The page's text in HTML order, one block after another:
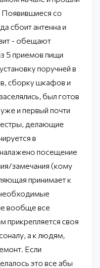
Появившиеся со
сбоит антенна и
- обещают
5 приемов пищи
поручней в
сборку шкафов и
был готов
и первый почти
делающие
в
посещение
замечания (кому
принимает к
вообще все
прикрепляется своя
а к людям,
Если
это все абы